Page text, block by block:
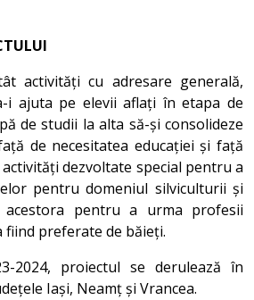
activități cu adresare generală,
i ajuta pe elevii aflați în etapa de
de studii la alta să-și consolideze
de necesitatea educației și față
dezvoltate special pentru a
pentru domeniul silviculturii și
acestora pentru a urma profesii
fiind preferate de băieți.
2024, proiectul se derulează în
Iași, Neamț și Vrancea.